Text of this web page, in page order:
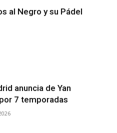
al Negro y su Pádel
anuncia de Yan
7 temporadas